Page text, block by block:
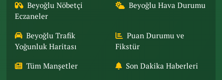
Beyoğlu Nöbetçi
Eczaneler
Beyoğlu Hava Durumu
Beyoğlu Trafik
Yoğunluk Haritası
Puan Durumu ve
Fikstür
Tüm Manşetler Son Dakika Haberleri